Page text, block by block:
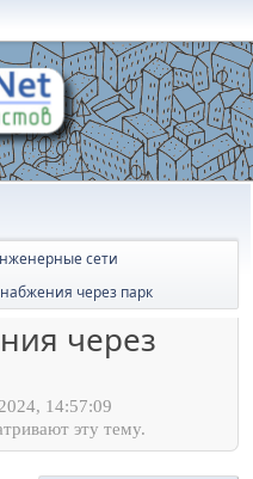
сети
через парк
через
14:57:09
эту тему.